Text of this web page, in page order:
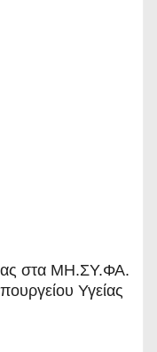
στα ΜΗ.ΣΥ.ΦΑ.
Υγείας